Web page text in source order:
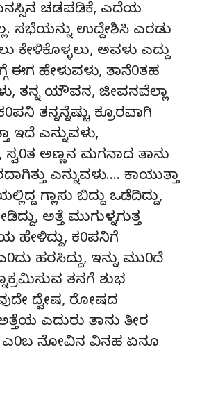
ಚಡಪಡಿಕೆ, ಎದೆಯ
ಸಭೆಯನ್ನು ಉದ್ದೇಶಿಸಿ ಎರಡು
ಕೇಳಿಕೊಳ್ಳಲು, ಅವಳು ಎದ್ದು
ಈಗ ಹೇಳುವಳು, ತಾನೆ0ತಹ
ತನ್ನ ಯೌವನ, ಜೀವನವೆಲ್ಲಾ
ತನ್ನನ್ನೆಷ್ಟು ಕ್ರೂರವಾಗಿ
ಇದೆ ಎನ್ನುವಳು,
ಅಣ್ಣನ ಮಗನಾದ ತಾನು
ಎನ್ನುವಳು…. ಕಾಯುತ್ತಾ
ಗ್ಲಾಸು ಬಿದ್ದು ಒಡೆದಿದ್ದು,
ಅತ್ತೆ ಮುಗುಳ್ನಗುತ್ತ
ಹೇಳಿದ್ದು, ಕ0ಪನಿಗೆ
ಹರಸಿದ್ದು, ಇನ್ನು ಮು0ದೆ
ತನಗೆ ಶುಭ
ದ್ವೇಷ, ರೋಷದ
ಎದುರು ತಾನು ತೀರ
ಎ0ಬ ನೋವಿನ ವಿನಹ ಏನೂ